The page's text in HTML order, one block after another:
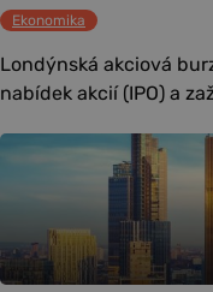
Ekonomika
Londýnská akciová
nabídek akcií (IPO) a